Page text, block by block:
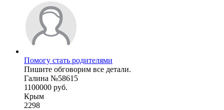
Помогу стать родителями
Пишите обговорим все детали.
Галина №58615
1100000 руб.
Крым
2298